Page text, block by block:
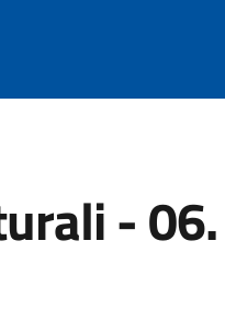
-